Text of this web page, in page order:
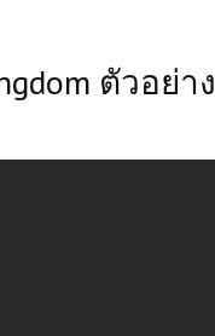
ตัวอย่าง